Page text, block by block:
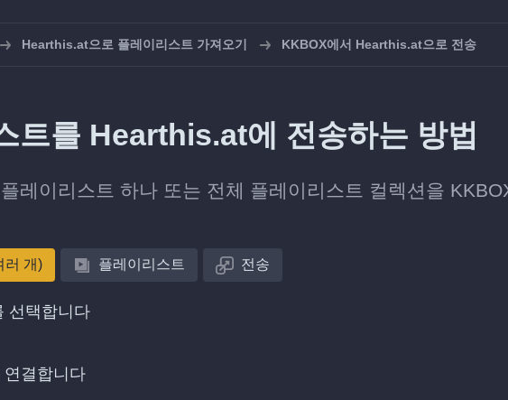
Hearthis.at으로 플레이리스트 가져오기 KKBOX에서 Hearthis.at으로 전송
트를 Hearthis.at에 전송하는 방법
레이리스트 하나 또는 전체 플레이리스트 컬렉션을
러 개) 플레이리스트 전송
선택합니다
연결합니다